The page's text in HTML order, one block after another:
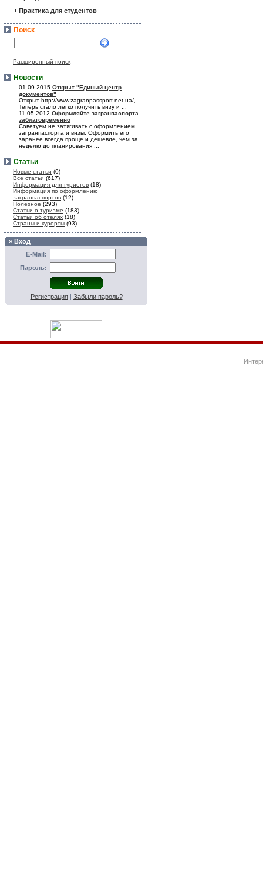
Практика для студентов
Поиск
Расширенный поиск
Новости
01.09.2015 Открыт "Единый центр
документов"
Открыт http://www.zagranpassport.net.ua/,
Теперь стало легко получить визу и ...
11.05.2012 Оформляйте загранпаспорта
заблаговременно
Советуем не затягивать с оформлением
загранпаспорта и визы. Оформить его
заранее всегда проще и дешевле, чем за
неделю до планирования ...
Статьи
Новые статьи (0)
Все статьи (617)
Информация для туристов (18)
Информация по оформлению
загранпаспортов (12)
Полезное (293)
Статьи о туризме (183)
Статьи об отелях (18)
Страны и курорты (93)
» Вход
E-Mail:
Пароль:
Регистрация| Забыли пароль?